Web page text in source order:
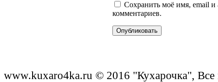
Сохранить моё имя, email и
комментариев.
www.kuxaro4ka.ru © 2016 "Кухарочка",